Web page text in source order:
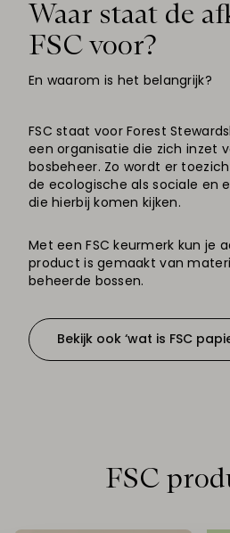
Waar staat de
FSC voor?
En waarom is het belangrijk?
FSC staat voor Forest
een organisatie die zich inzet
bosbeheer. Zo wordt er
de ecologische als sociale en
die hierbij komen kijken.
Met een FSC keurmerk kun je
product is gemaakt van
beheerde bossen.
Bekijk ook ‘wat is FSC
FSC